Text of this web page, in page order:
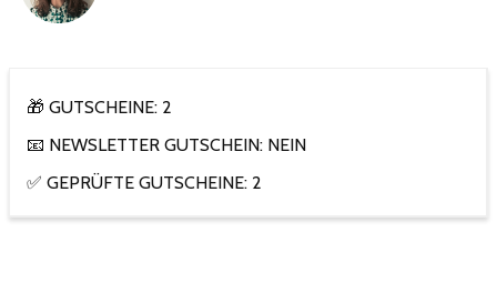
🎁 GUTSCHEINE: 2
📧 NEWSLETTER GUTSCHEIN: NEIN
✅ GEPRÜFTE GUTSCHEINE: 2